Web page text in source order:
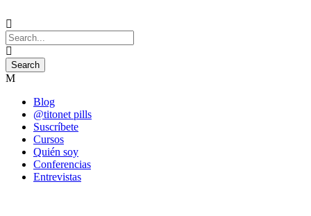
Blog
@titonet pills
Suscríbete
Cursos
Quién soy
Conferencias
Entrevistas